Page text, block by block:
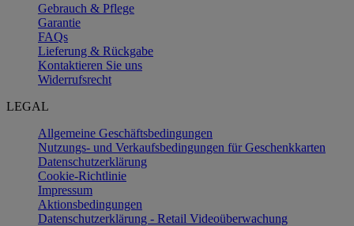
Gebrauch & Pflege
Garantie
FAQs
Lieferung & Rückgabe
Kontaktieren Sie uns
Widerrufsrecht
LEGAL
Allgemeine Geschäftsbedingungen
Nutzungs- und Verkaufsbedingungen für Geschenkkarten
Datenschutzerklärung
Cookie-Richtlinie
Impressum
Aktionsbedingungen
Datenschutzerklärung - Retail Videoüberwachung